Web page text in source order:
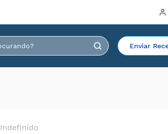
Enviar
Indefinido